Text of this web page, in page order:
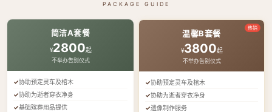
PACKAGE GUIDE
简洁A套餐
¥2800起
不举办告别仪式
协助预定灵车及棺木
协助为逝者穿衣净身
基础殡葬用品提供
热销
温馨B套餐
¥3800起
不举办告别仪式
协助预定灵车及棺木
协助为逝者穿衣净身
遗像制作服务